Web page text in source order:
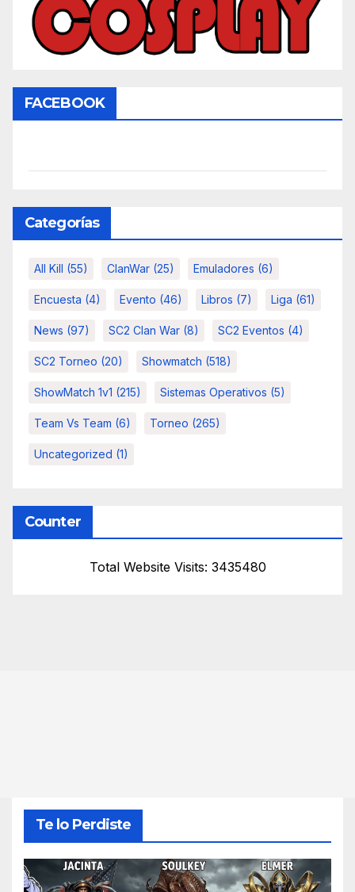
FACEBOOK
Categorías
All Kill (55) ClanWar (25) Emuladores (6)
Encuesta (4) Evento (46) Libros (7) Liga (61)
News (97) SC2 Clan War (8) SC2 Eventos (4)
SC2 Torneo (20) Showmatch (518)
ShowMatch 1v1 (215) Sistemas Operativos (5)
Team Vs Team (6) Torneo (265)
Uncategorized (1)
Counter
Total Website Visits: 3435480
Te lo Perdiste